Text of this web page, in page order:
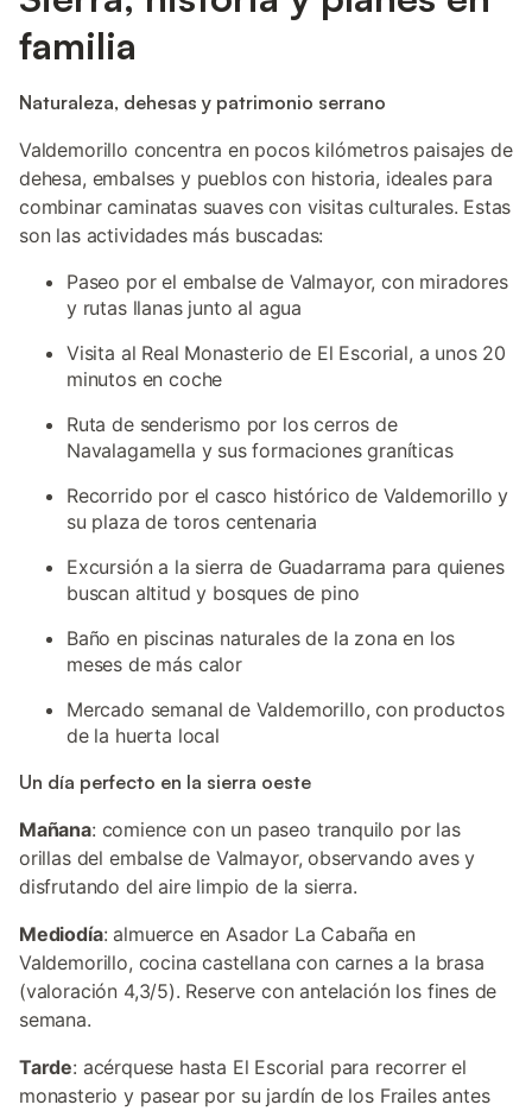
familia
Naturaleza, dehesas y patrimonio serrano
Valdemorillo concentra en pocos kilómetros paisajes de
dehesa, embalses y pueblos con historia, ideales para
combinar caminatas suaves con visitas culturales. Estas
son las actividades más buscadas:
Paseo por el embalse de Valmayor, con miradores
y rutas llanas junto al agua
Visita al Real Monasterio de El Escorial, a unos 20
minutos en coche
Ruta de senderismo por los cerros de
Navalagamella y sus formaciones graníticas
Recorrido por el casco histórico de Valdemorillo y
su plaza de toros centenaria
Excursión a la sierra de Guadarrama para quienes
buscan altitud y bosques de pino
Baño en piscinas naturales de la zona en los
meses de más calor
Mercado semanal de Valdemorillo, con productos
de la huerta local
Un día perfecto en la sierra oeste
Mañana: comience con un paseo tranquilo por las
orillas del embalse de Valmayor, observando aves y
disfrutando del aire limpio de la sierra.
Mediodía: almuerce en Asador La Cabaña en
Valdemorillo, cocina castellana con carnes a la brasa
(valoración 4,3/5). Reserve con antelación los fines de
semana.
Tarde: acérquese hasta El Escorial para recorrer el
monasterio y pasear por su jardín de los Frailes antes